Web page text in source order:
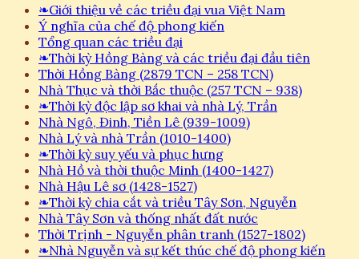
❧Giới thiệu về các triều đại vua Việt Nam
Ý nghĩa của chế độ phong kiến
Tổng quan các triều đại
❧Thời kỳ Hồng Bàng và các triều đại đầu tiên
Thời Hồng Bàng (2879 TCN – 258 TCN)
Nhà Thục và thời Bắc thuộc (257 TCN – 938)
❧Thời kỳ độc lập sơ khai và nhà Lý, Trần
Nhà Ngô, Đinh, Tiền Lê (939-1009)
Nhà Lý và nhà Trần (1010-1400)
❧Thời kỳ suy yếu và phục hưng
Nhà Hồ và thời thuộc Minh (1400-1427)
Nhà Hậu Lê sơ (1428-1527)
❧Thời kỳ chia cắt và triều Tây Sơn, Nguyễn
Nhà Tây Sơn và thống nhất đất nước
Thời Trịnh - Nguyễn phân tranh (1527-1802)
❧Nhà Nguyễn và sự kết thúc chế độ phong kiến